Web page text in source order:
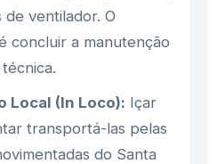
ventilador. O
concluir a manutenção
Local (In Loco): Içar
transportá-las pelas
do Santa